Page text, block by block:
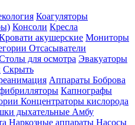
Коагуляторы
Консоли Кресла
акушерские Мониторы
Отсасыватели
для осмотра Эвакуаторы
Скрыть
Аппараты Боброва
Капнографы
Концентраторы кислорода
дыхательные Амбу
Наркозные аппараты Насосы